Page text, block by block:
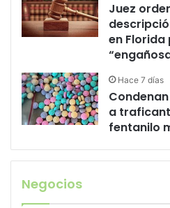
Juez
en
Hace 7 días
a
fentanilo
Negocios